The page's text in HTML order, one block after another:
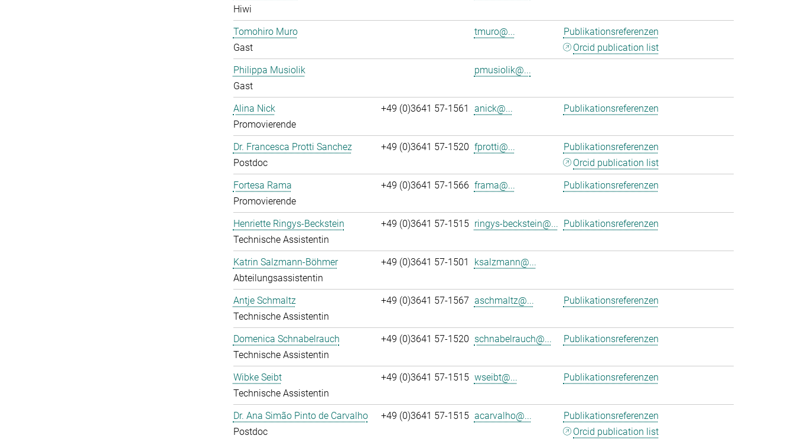
Hiwi
Tomohiro Muro
Gast
tmuro@...
Publikationsreferenzen
Orcid publication list
Philippa Musiolik
Gast
pmusiolik@...
Alina Nick
Promovierende
+49 (0)3641 57-1561 anick@... Publikationsreferenzen
Dr. Francesca Protti Sanchez
Postdoc
+49 (0)3641 57-1520 fprotti@...
Publikationsreferenzen
Orcid publication list
Fortesa Rama
Promovierende
+49 (0)3641 57-1566 frama@... Publikationsreferenzen
Henriette Ringys-Beckstein
Technische Assistentin
+49 (0)3641 57-1515 ringys-beckstein@... Publikationsreferenzen
Katrin Salzmann-Böhmer
Abteilungsassistentin
+49 (0)3641 57-1501 ksalzmann@...
Antje Schmaltz
Technische Assistentin
+49 (0)3641 57-1567 aschmaltz@... Publikationsreferenzen
Domenica Schnabelrauch
Technische Assistentin
+49 (0)3641 57-1520 schnabelrauch@... Publikationsreferenzen
Wibke Seibt
Technische Assistentin
+49 (0)3641 57-1515 wseibt@... Publikationsreferenzen
Dr. Ana Simão Pinto de Carvalho
Postdoc
+49 (0)3641 57-1515 acarvalho@...
Publikationsreferenzen
Orcid publication list